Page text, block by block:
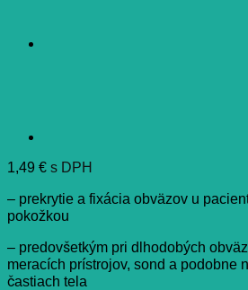
1,49 € s DPH
– prekrytie a fixácia obväzov u
pokožkou
– predovšetkým pri dlhodobých
meracích prístrojov, sond a podobne
častiach tela